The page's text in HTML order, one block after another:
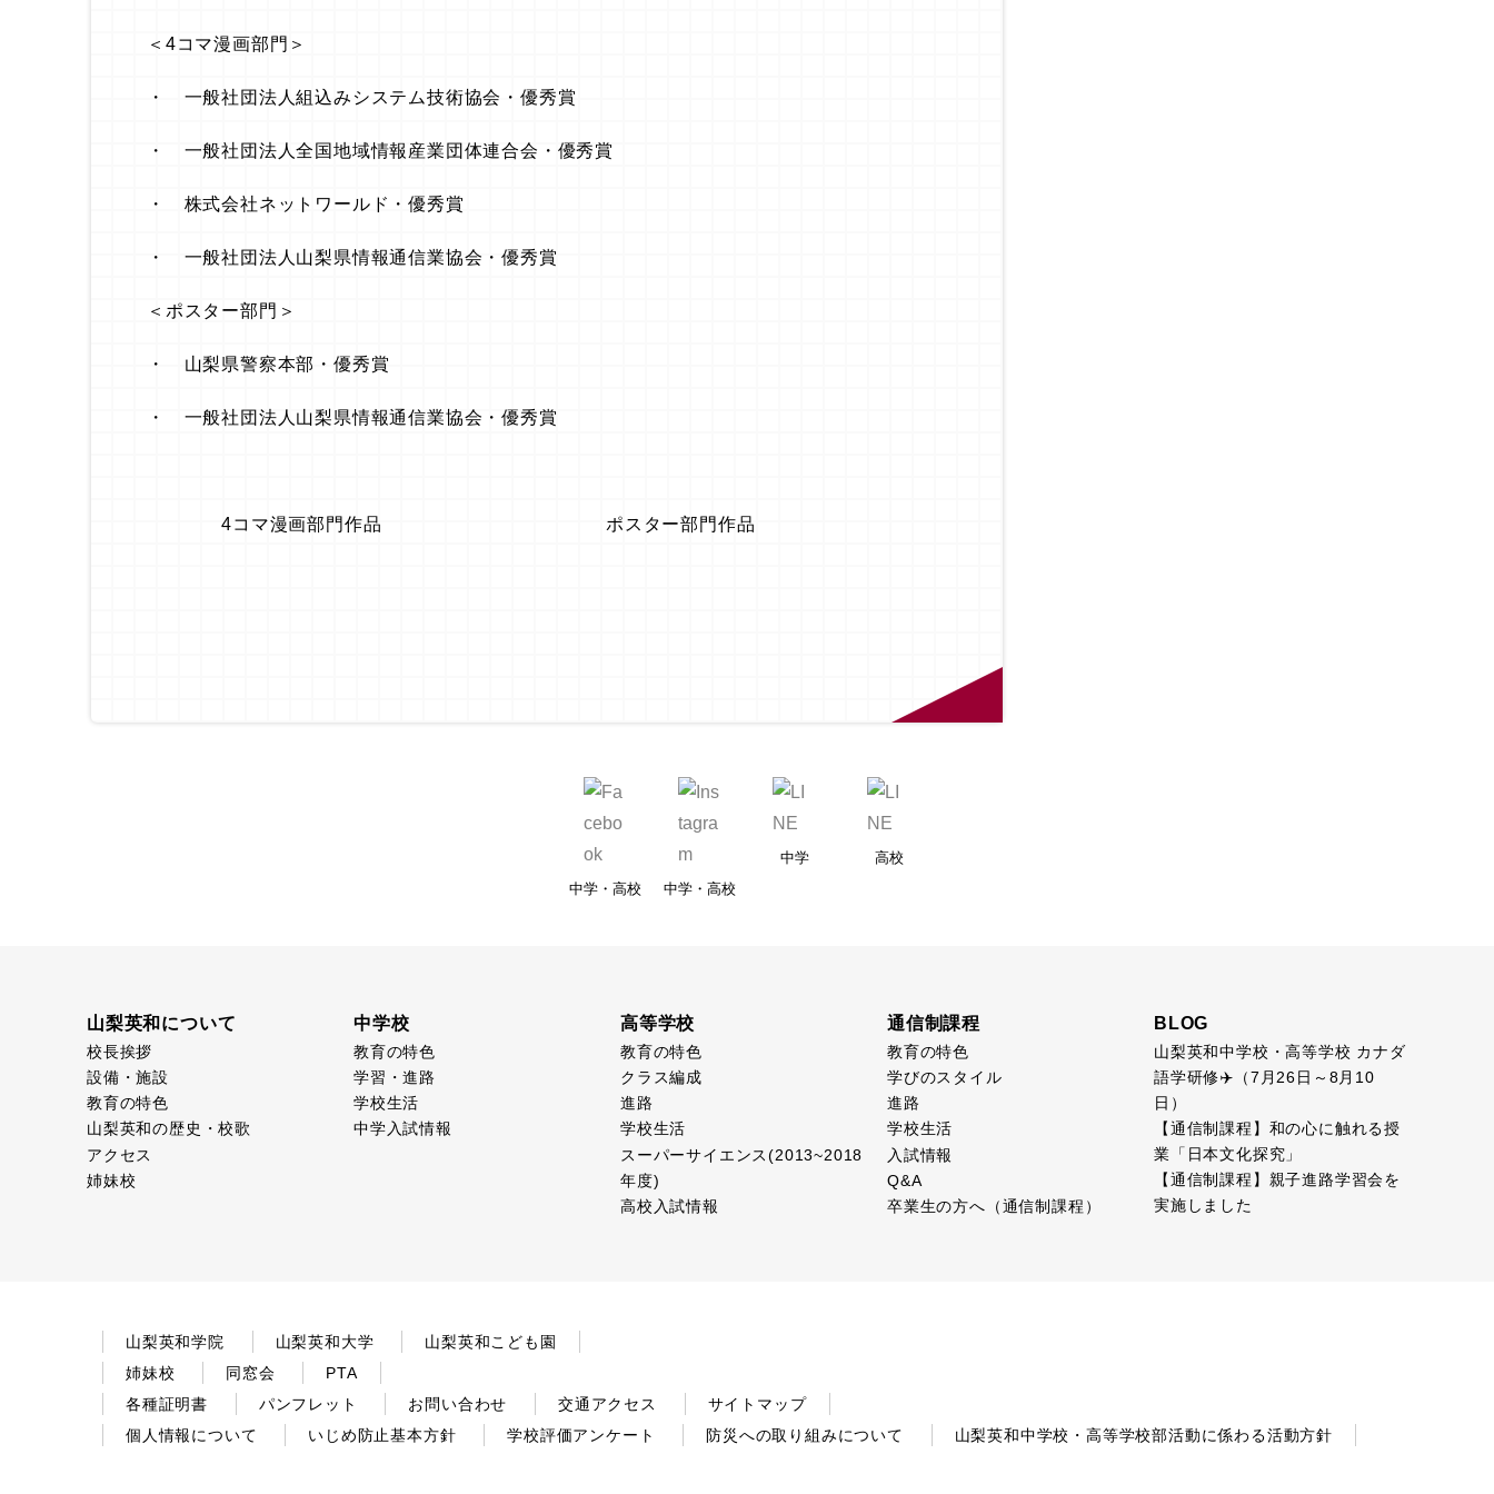
＜4コマ漫画部門＞
・ 一般社団法人組込みシステム技術協会・優秀賞
・ 一般社団法人全国地域情報産業団体連合会・優秀賞
・ 株式会社ネットワールド・優秀賞
・ 一般社団法人山梨県情報通信業協会・優秀賞
＜ポスター部門＞
・ 山梨県警察本部・優秀賞
・ 一般社団法人山梨県情報通信業協会・優秀賞
4コマ漫画部門作品 ポスター部門作品
中学・高校 中学・高校
中学 高校
山梨英和について
校長挨拶
設備・施設
教育の特色
山梨英和の歴史・校歌
アクセス
姉妹校
中学校
教育の特色
学習・進路
学校生活
中学入試情報
高等学校
教育の特色
クラス編成
進路
学校生活
スーパーサイエンス(2013~2018
年度)
高校入試情報
通信制課程
教育の特色
学びのスタイル
進路
学校生活
入試情報
Q&A
卒業生の方へ（通信制課程）
BLOG
山梨英和中学校・高等学校 カナダ
語学研修✈️（7月26日～8月10
日）
【通信制課程】和の心に触れる授
業「日本文化探究」
【通信制課程】親子進路学習会を
実施しました
山梨英和学院 山梨英和大学
山梨英和こども園
姉妹校
同窓会
PTA
各種証明書
パンフレット お問い合わせ 交通アクセス
サイトマップ
個人情報について
いじめ防止基本方針 学校評価アンケート 防災への取り組みについて 山梨英和中学校・高等学校部活動に係わる活動方針